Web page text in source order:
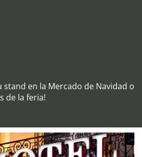
stand en la Mercado de Navidad o
de la feria!